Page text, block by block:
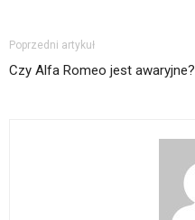
Poprzedni artykuł
Czy Alfa Romeo jest awaryjne?